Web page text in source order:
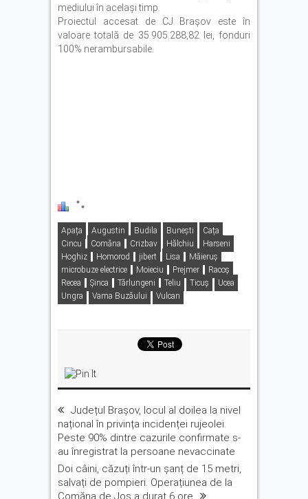
mediului în același timp.
Proiectul accesat de CJ Braşov este în
valoare totală de 35.905.288,82 lei, fonduri
100% nerambursabile.
Apața Augustin Budila Buneşti
Cața
Cincu
Comăna Crizbav Hălchiu
Harseni
Hoghiz
Homorod jibert Lisa
Măieruș
microbuze electrice
Moieciu Prejmer
Racoș
Recea
Şinca Tărlungeni Teliu Ticuș
Ucea
Ungra
Vama Buzăului Vulcan
Județul Brașov, locul al doilea la nivel
național în privința incidenței rujeolei.
Peste 90% dintre cazurile confirmate s-
au înregistrat la persoane nevaccinate
Doi câini, căzuți într-un șanț de 15 metri,
salvați de pompieri. Operațiunea de la
Comăna de Jos a durat 6 ore